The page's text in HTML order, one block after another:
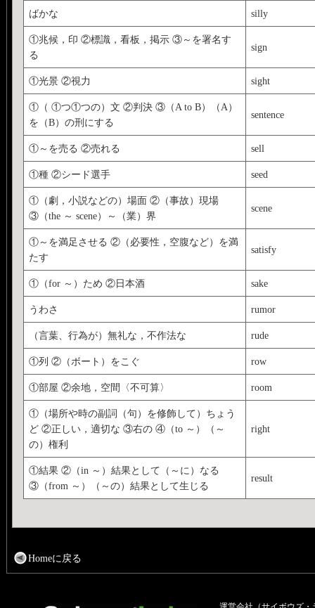
ばかな silly
①兆候，印 ②標識，看板，掲示 ③～を署名す
る
sign
①光景 ②視力 sight
①（ ①つ①つの）文 ②判決 ③（A to B）（A）
を（B）の刑にする
sentence
①～を売る ②売れる sell
①種 ②シード選手 seed
①（劇，小説などの）場面 ②（事故）現場
③（the ～ scene）～（業）界
scene
①～を満足させる ②（必要性，空腹など）を満
たす
satisfy
①（for ～）ため ②日本酒 sake
うわさ rumor
（言葉、行為が）無礼な，不作法な rude
①列 ②（ボート）をこぐ row
①部屋 ②余地，空間〈不可算〉 room
①（場所や時の副詞（句）を修飾して）ちょう
ど ②正しい，適切な ③右の ④（to ～）（～
の）権利
right
①結果 ②（in ～）結果として（～に）なる
③（from ～）（～の）結果として生じる
result
Homeに戻る